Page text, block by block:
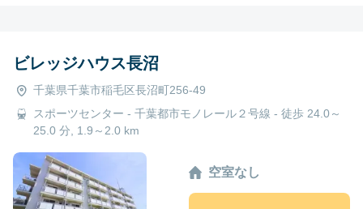
ビレッジハウス長沼
千葉県千葉市稲毛区長沼町256-49
スポーツセンター - 千葉都市モノレール２号線 - 徒歩 24.0～
25.0 分, 1.9～2.0 km
空室なし